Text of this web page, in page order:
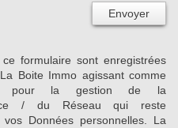
Envoyer
formulaire sont enregistrées
Boite Immo agissant comme
pour la gestion de la
/ du Réseau qui reste
Données personnelles. La